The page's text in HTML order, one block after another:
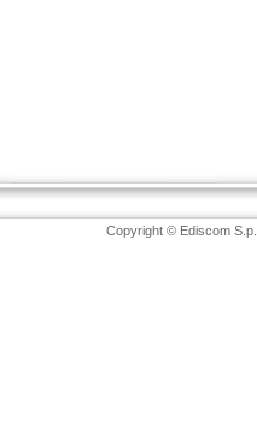
Copyright © Ediscom